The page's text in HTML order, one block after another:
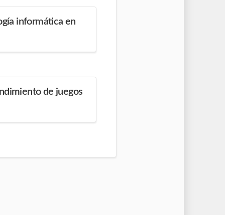
informática en
de juegos